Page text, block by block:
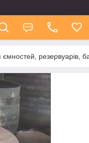
резервуарів,